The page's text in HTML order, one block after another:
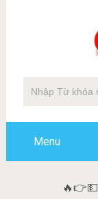
Menu
🔥👉💵